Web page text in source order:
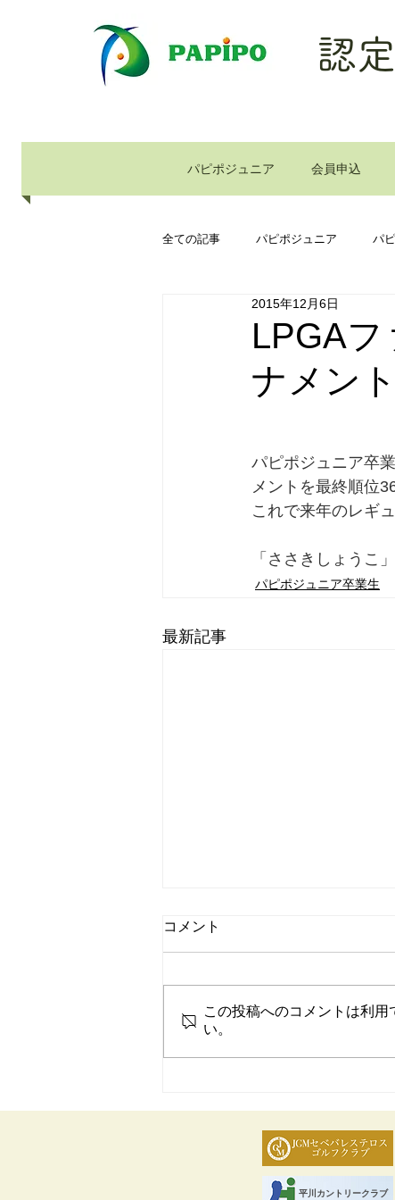
認
パピポジュニア 会員申込
全ての記事 パピポジュニア パ
LPGA
ナメン
2015年12月6日
パピポジュニア卒
メントを最終順位
これで来年のレギ
「ささきしょうこ
パピポジュニア卒業生
最新記事
スト合格！
コメント
この投稿へのコメントは利
い。
123-456-7890
平川カントリークラブ